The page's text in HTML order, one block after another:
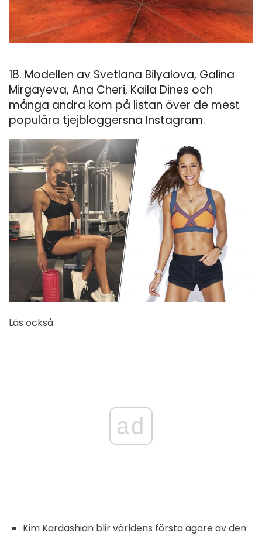
18. Modellen av Svetlana Bilyalova, Galina
Mirgayeva, Ana Cheri, Kaila Dines och
många andra kom på listan över de mest
populära tjejbloggersna Instagram.
Läs också
ad
Kim Kardashian blir världens första ägare av den